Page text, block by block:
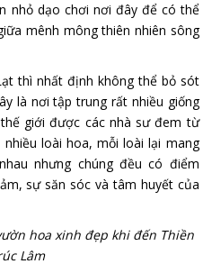
nhỏ dạo chơi nơi đây để có thể
mênh mông thiên nhiên sông
thì nhất định không thể bỏ sót
là nơi tập trung rất nhiều giống
giới được các nhà sư đem từ
loài hoa, mỗi loài lại mang
nhưng chúng đều có điểm
sự săn sóc và tâm huyết của